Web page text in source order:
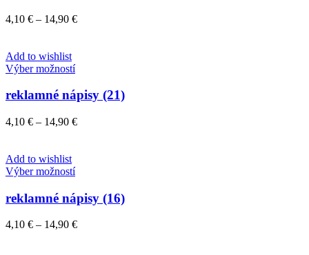
variantov.
Možnosti
vybrať
na
stránke
produktu.
4,10 € – 14,90 €Price
Add to wishlist
Výber možnostíTento
má
viacero
variantov.
vybrať
na
stránke
produktu.
reklamné nápisy (21)
4,10 € – 14,90 €Price
Add to wishlist
Výber možnostíTento
má
viacero
variantov.
reklamné nápisy (16)
4,10 € – 14,90 €Price